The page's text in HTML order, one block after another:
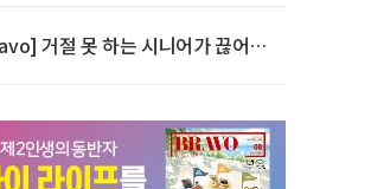
거절 못 하는 시니어가 끊어야